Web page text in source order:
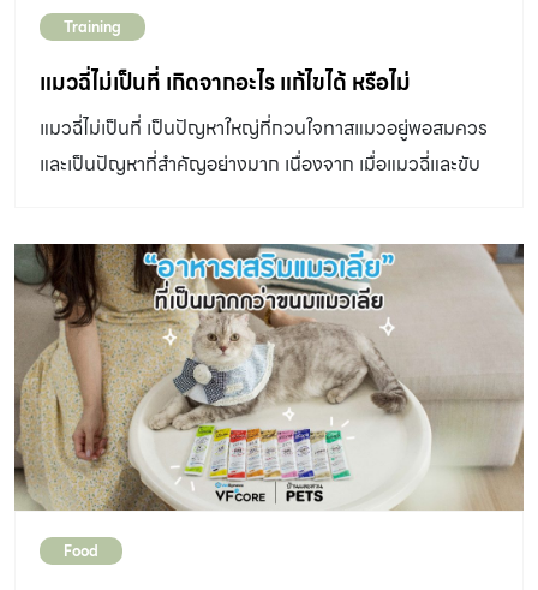
ผสม และเนื้อสัมผัส ของอาหาร เพื่อให้เจ้าของได้เพลิดเพลินกับ
การเลือกสูตรอาหารต่างๆ ซึ่งสูตรทั้งหมดที่พัฒนาขึ้นมาก็
เพื่อเสริมสร้างความสุข และสุขภาพที่ดีให้กับสัตว์เลี้ยงแสนรัก
อาหารเปียก สำหรับลูกแมว ของโรยัล คานิน มีหลากหลายเนื้อ
สัมผัส ยกตัวอย่างเช่น อาหารเปียก Kitten gravy ชิ้นเนื้อชิ้น
หย่านม ซึ่งเป็นช่วงวัยที่กำลังฝึกเคี้ยวอาหาร และต้องการสาร
อาหารที่ครบถ้วนในการเจริญเติบโตของร่างกาย มีเนื้อสัมผัส
อ่อนนุ่มเหมาะกับลูกแมว มีส่วนผสมของวิตามินซี และอี ลูทีน
ทอรีน เบต้า-กลูแคน และเบต้า-แคโรทีน ที่ช่วยเสริมสร้าง
ภูมิคุ้มกัน และยังมีกรดไขมัน DHA […]
Training
แมวฉี่ไม่เป็นที่ เกิดจากอะไร แก้ไขได้ หรือไม่
แมวฉี่ไม่เป็นที่ เป็นปัญหาใหญ่ที่กวนใจทาสแมวอยู่พอสมควร
และเป็นปัญหาที่สำคัญอย่างมาก เนื่องจาก เมื่อแมวฉี่และขับ
สำคัญมากกว่าที่คิด น้องแมวฉี่ (หรือขับถ่าย) นอกกระบะ
ทราย อาจเกิดได้จากหลายสาเหตุ โดยเบื้องต้น ถ้าเราไม่แน่ใจ
ว่าสาเหตุเกิดจากอะไร เจ้าของสามารถปรึกษาและขอคำแนะนำ
จากสัตวแพทย์ได้ อย่างไรก็ตาม เมื่อเจ้าของต้องกลับมาใช้
ชีวิตร่วมกัน และดูแลแมวที่บ้าน ควรทำความเข้าใจพฤติกรรม
ฉี่ไม่เป็นที่ร่วมด้วย เพื่อจะนำไปสู่การแก้ปัญหาได้อย่างถูกต้อง
โดยทั่วไป ลักษณะการฉี่ของแมวมี 2 รูปแบบ ได้แก่ การฉี่เพื่อ
ร่างกาย ถือเป็นพฤติกรรมตามธรรมชาติ ที่ตอบสนองความ
Food